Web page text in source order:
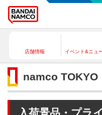
店舗情報 イベント&ニュ
namco TOKYO